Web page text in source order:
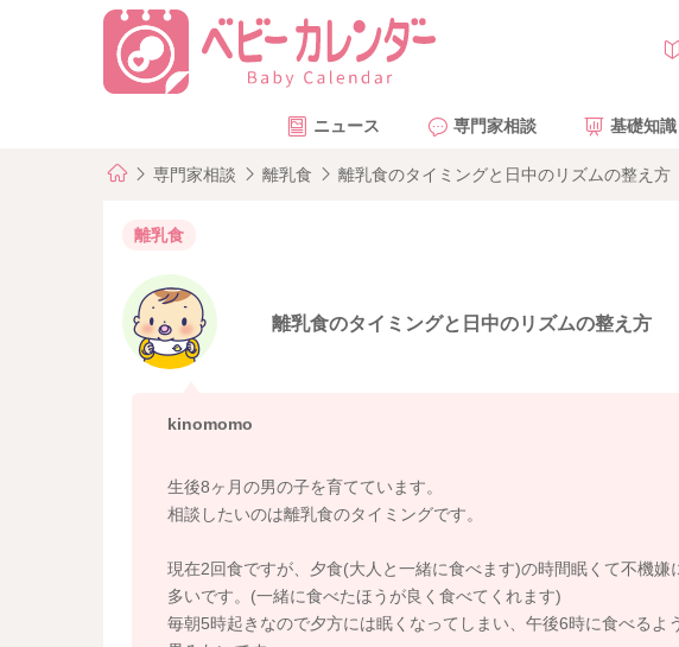
ニュース 専門家相談 基礎知識
専門家相談 離乳食 離乳食のタイミングと日中のリズムの整え方
離乳食
離乳食のタイミングと日中のリズムの整え方
kinomomo
生後8ヶ月の男の子を育てています。
相談したいのは離乳食のタイミングです。
現在2回食ですが、夕食(大人と一緒に食べます)の時間眠くて不機
多いです。(一緒に食べたほうが良く食べてくれます)
毎朝5時起きなので夕方には眠くなってしまい、午後6時に食べるよ